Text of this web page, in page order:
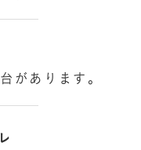
があります。